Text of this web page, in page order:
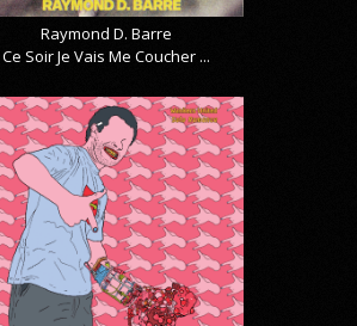
Raymond D. Barre
Ce Soir Je Vais Me Coucher ...